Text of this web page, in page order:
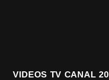
VIDEOS TV CANAL 20